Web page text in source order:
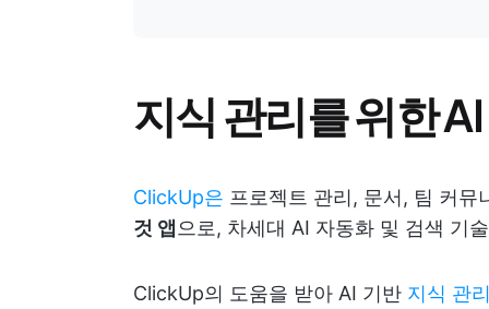
지식 관리를 위한
ClickUp은 프로젝트 관리, 문서, 팀 커
것 앱 으로, 차세대 AI 자동화 및 검색 기
ClickUp의 도움을 받아 AI 기반 지식 관